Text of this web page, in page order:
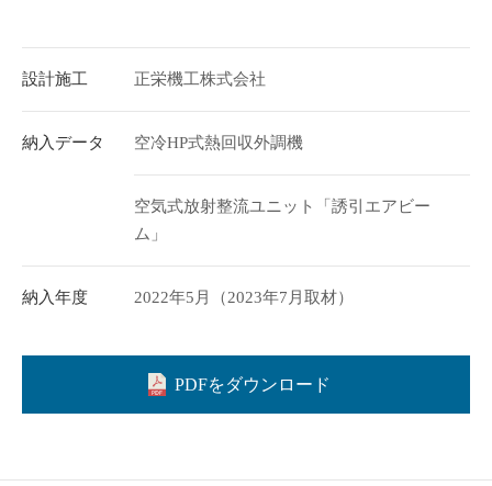
設計施工 正栄機工株式会社
納入データ 空冷HP式熱回収外調機
空気式放射整流ユニット「誘引エアビー
ム」
納入年度 2022年5月（2023年7月取材）
PDFをダウンロード